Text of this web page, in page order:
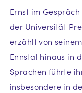
Ernst im Gespräch
der Universität
erzählt von
Ennstal hinaus in
Sprachen führte
insbesondere in